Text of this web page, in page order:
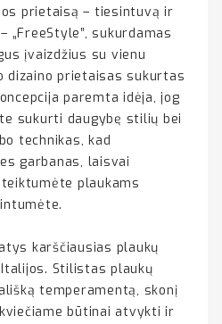
prietaisą – tiesintuvą ir
„FreeStyle”, sukurdamas
įvaizdžius su vienu
dizaino prietaisas sukurtas
paremta idėja, jog
sukurti daugybę stilių bei
technikas, kad
garbanas, laisvai
plaukams
karščiausias plaukų
Stilistas plaukų
temperamentą, skonį
būtinai atvykti ir